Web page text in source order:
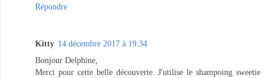
Répondre
Kitty 14 décembre 2017 à 19:34
Bonjour Delphine,
Merci pour cette belle découverte. J'utilise le shampoing sweetie